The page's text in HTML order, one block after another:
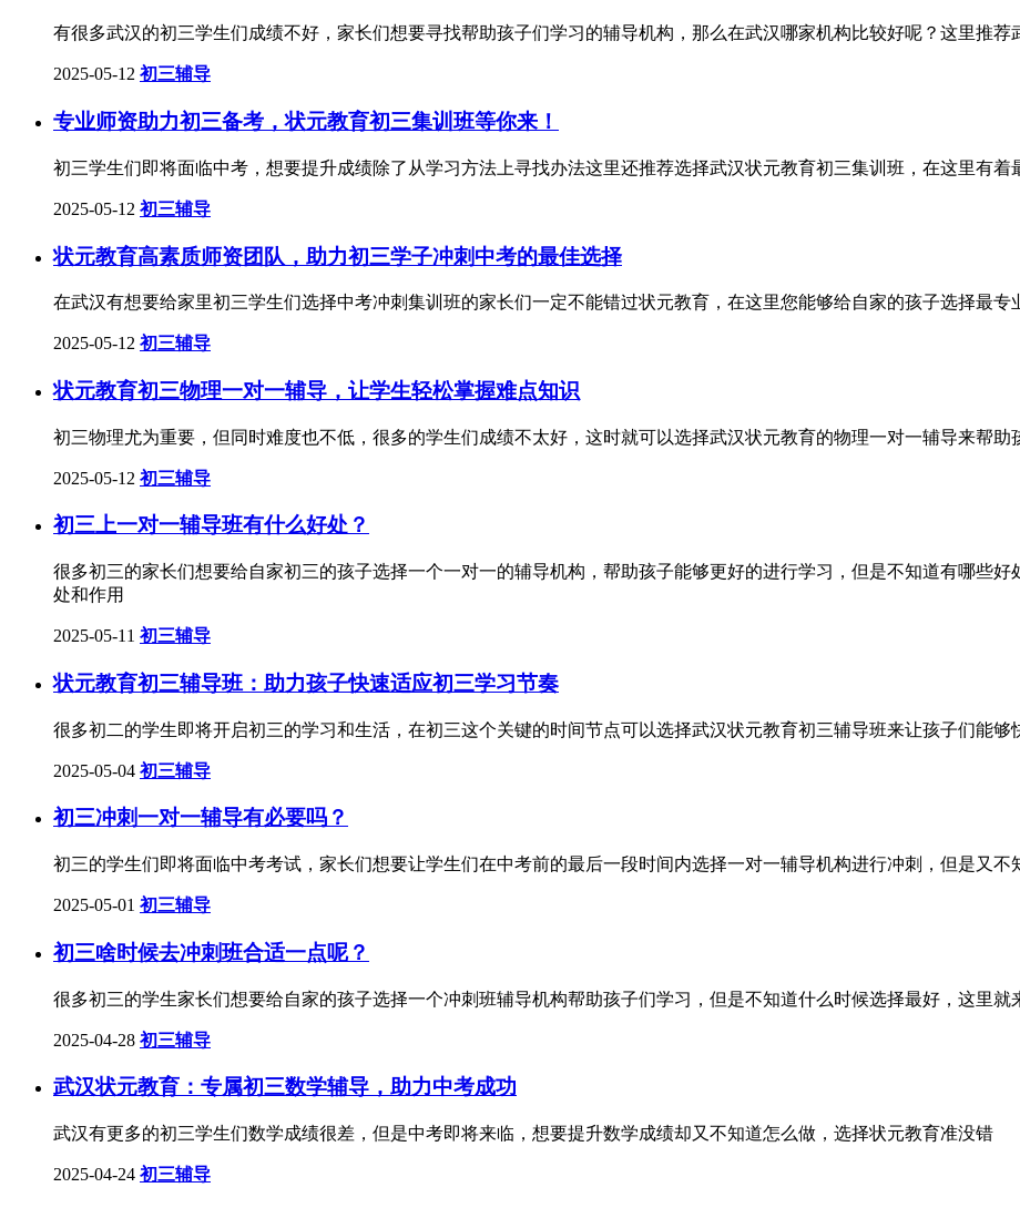
有很多武汉的初三学生们成绩不好，家长们想要寻找帮助孩子们学习的辅导机构，那么在武汉哪家机构比较好呢？这里推荐
2025-05-12 初三辅导
专业师资助力初三备考，状元教育初三集训班等你来！
初三学生们即将面临中考，想要提升成绩除了从学习方法上寻找办法这里还推荐选择武汉状元教育初三集训班，在这里有着
2025-05-12 初三辅导
状元教育高素质师资团队，助力初三学子冲刺中考的最佳选择
在武汉有想要给家里初三学生们选择中考冲刺集训班的家长们一定不能错过状元教育，在这里您能够给自家的孩子选择最专
2025-05-12 初三辅导
状元教育初三物理一对一辅导，让学生轻松掌握难点知识
初三物理尤为重要，但同时难度也不低，很多的学生们成绩不太好，这时就可以选择武汉状元教育的物理一对一辅导来帮助
2025-05-12 初三辅导
初三上一对一辅导班有什么好处？
很多初三的家长们想要给自家初三的孩子选择一个一对一的辅导机构，帮助孩子能够更好的进行学习，但是不知道有哪些
处和作用
2025-05-11 初三辅导
状元教育初三辅导班：助力孩子快速适应初三学习节奏
很多初二的学生即将开启初三的学习和生活，在初三这个关键的时间节点可以选择武汉状元教育初三辅导班来让孩子们能够
2025-05-04 初三辅导
初三冲刺一对一辅导有必要吗？
初三的学生们即将面临中考考试，家长们想要让学生们在中考前的最后一段时间内选择一对一辅导机构进行冲刺，但是又
2025-05-01 初三辅导
初三啥时候去冲刺班合适一点呢？
很多初三的学生家长们想要给自家的孩子选择一个冲刺班辅导机构帮助孩子们学习，但是不知道什么时候选择最好，这里就
2025-04-28 初三辅导
武汉状元教育：专属初三数学辅导，助力中考成功
武汉有更多的初三学生们数学成绩很差，但是中考即将来临，想要提升数学成绩却又不知道怎么做，选择状元教育准没错
2025-04-24 初三辅导